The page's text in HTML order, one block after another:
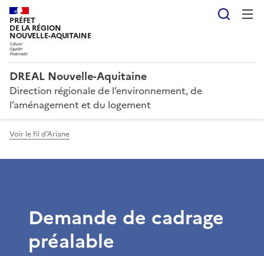
PRÉFET
DE LA RÉGION
NOUVELLE-AQUITAINE
DREAL Nouvelle-Aquitaine
Direction régionale de l’environnement, de
l’aménagement et du logement
Voir le fil d'Ariane
Demande de cadrage
préalable